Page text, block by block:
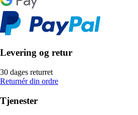
Levering og retur
30 dages returret
Returnér din ordre
Tjenester